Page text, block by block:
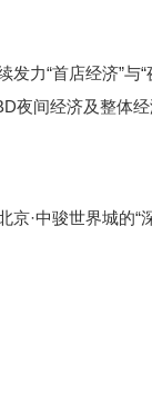
“首店经济”与“
夜间经济及整体
中骏世界城的“